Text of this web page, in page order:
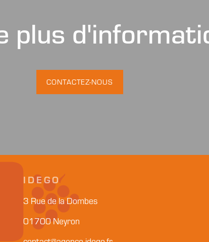
plus
CONTACTEZ-NOUS
IDEGO
3 Rue de la Dombes
01700 Neyron